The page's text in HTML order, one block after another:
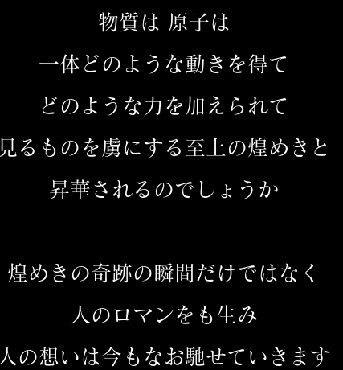
物質は 原子は
一体どのような動きを得て
どのような力を加えられて
見るものを虜にする至上の煌めきと
昇華されるのでしょうか
煌めきの奇跡の瞬間だけではなく
人のロマンをも生み
人の想いは今もなお馳せていきます